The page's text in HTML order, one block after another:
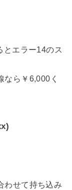
とエラー14のス
なら￥6,000く
わせて持ち込み